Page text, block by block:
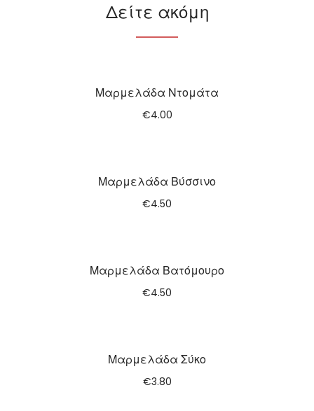
Δείτε ακόμη
Μαρμελάδα Ντομάτα
€4.00
Μαρμελάδα Βύσσινο
€4.50
Μαρμελάδα Βατόμουρο
€4.50
Μαρμελάδα Σύκο
€3.80